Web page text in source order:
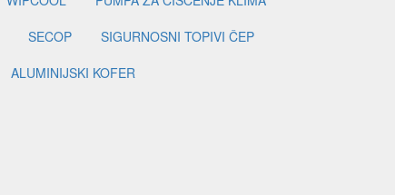
SECOP
SIGURNOSNI TOPIVI ČEP
ALUMINIJSKI KOFER